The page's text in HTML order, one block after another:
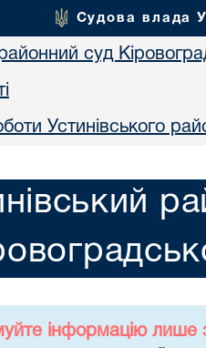
Судова влада
суд
Устинівського
інформацію лише